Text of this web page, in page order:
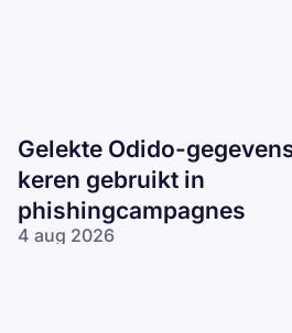
Gelekte Odido-
keren gebruikt in
phishingcampagnes
4 aug 2026